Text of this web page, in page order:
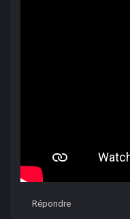
Répondre